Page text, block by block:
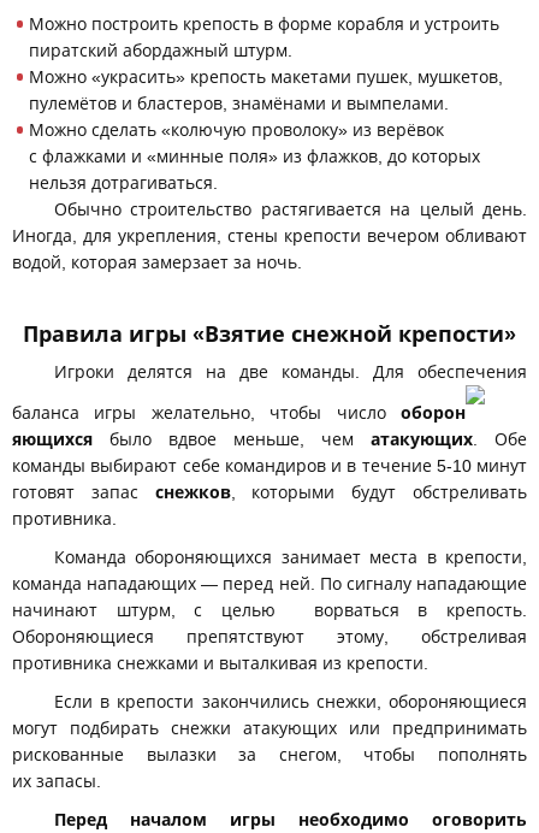
Можно построить крепость в форме корабля и устроить
пиратский абордажный штурм.
Можно «украсить» крепость макетами пушек, мушкетов,
пулемётов и бластеров, знамёнами и вымпелами.
Можно сделать «колючую проволоку» из верёвок
с флажками и «минные поля» из флажков, до которых
нельзя дотрагиваться.
Обычно строительство растягивается на целый день.
Иногда, для укрепления, стены крепости вечером обливают
водой, которая замерзает за ночь.
Правила игры «Взятие снежной крепости»
Игроки делятся на две команды. Для обеспечения
баланса игры желательно, чтобы число оборон
яющихся было вдвое меньше, чем атакующих . Обе
команды выбирают себе командиров и в течение 5-10 минут
готовят запас снежков, которыми будут обстреливать
противника.
Команда обороняющихся занимает места в крепости,
команда нападающих — перед ней. По сигналу нападающие
начинают штурм, с целью ворваться в крепость.
Обороняющиеся препятствуют этому, обстреливая
противника снежками и выталкивая из крепости.
Если в крепости закончились снежки, обороняющиеся
могут подбирать снежки атакующих или предпринимать
рискованные вылазки за снегом, чтобы пополнять
их запасы.
Перед началом игры необходимо оговорить